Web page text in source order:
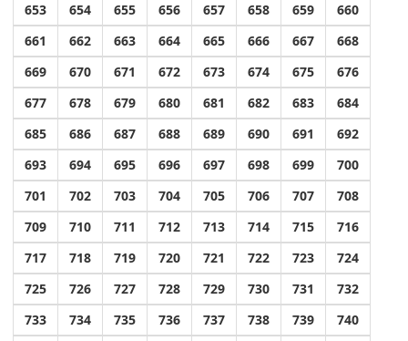
653
654 655 656 657 658 659
660
661
662 663 664 665 666 667
668
669
670 671 672 673 674 675
676
677
678 679 680 681 682 683
684
685
686 687 688 689 690 691
692
693
694 695 696 697 698 699
700
701
702 703 704 705 706 707
708
709
710 711 712 713 714 715
716
717
718 719 720 721 722 723
724
725
726 727 728 729 730 731
732
733
734 735 736 737 738 739
740